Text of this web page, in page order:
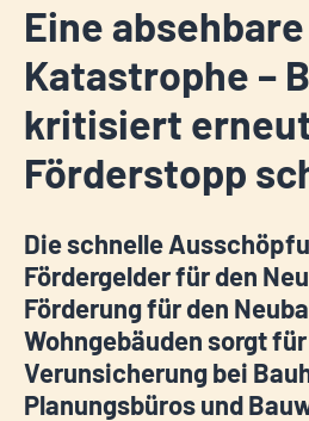
Eine absehbare
Katastrophe –
kritisiert
Förderstopp
Die schnelle
Fördergelder für den
Förderung für den
Wohngebäuden sorgt
Verunsicherung bei
Planungsbüros und